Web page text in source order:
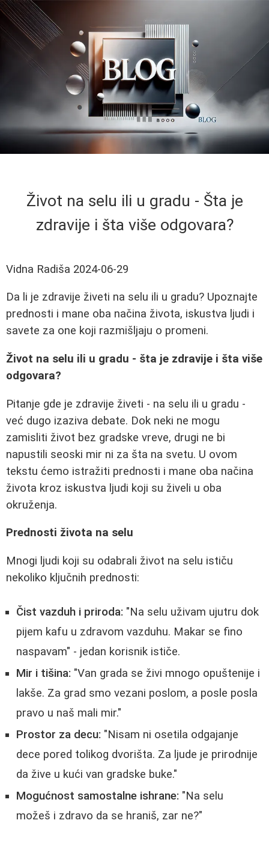
Život na selu ili u gradu - Šta je
zdravije i šta više odgovara?
Vidna Radiša 2024-06-29
Da li je zdravije živeti na selu ili u gradu? Upoznajte
prednosti i mane oba načina života, iskustva ljudi i
savete za one koji razmišljaju o promeni.
Život na selu ili u gradu - šta je zdravije i šta više
odgovara?
Pitanje gde je zdravije živeti - na selu ili u gradu -
već dugo izaziva debate. Dok neki ne mogu
zamisliti život bez gradske vreve, drugi ne bi
napustili seoski mir ni za šta na svetu. U ovom
tekstu ćemo istražiti prednosti i mane oba načina
života kroz iskustva ljudi koji su živeli u oba
okruženja.
Prednosti života na selu
Mnogi ljudi koji su odabrali život na selu ističu
nekoliko ključnih prednosti:
Čist vazduh i priroda: "Na selu uživam ujutru dok
pijem kafu u zdravom vazduhu. Makar se fino
naspavam" - jedan korisnik ističe.
Mir i tišina: "Van grada se živi mnogo opuštenije i
lakše. Za grad smo vezani poslom, a posle posla
pravo u naš mali mir."
Prostor za decu: "Nisam ni osetila odgajanje
dece pored tolikog dvorišta. Za ljude je prirodnije
da žive u kući van gradske buke."
Mogućnost samostalne ishrane: "Na selu
možeš i zdravo da se hraniš, zar ne?"